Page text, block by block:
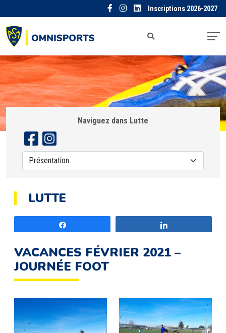
Inscriptions 2026-2027
Naviguez dans Lutte
LUTTE
VACANCES FÉVRIER 2021 –
JOURNÉE FOOT